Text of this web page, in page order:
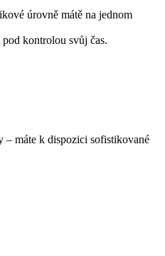
úrovně mátě na jednom
kontrolou svůj čas.
– máte k dispozici sofistikované